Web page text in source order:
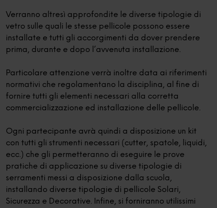
Verranno altresì approfondite le diverse tipologie di
vetro sulle quali le stesse pellicole possono essere
installate e tutti gli accorgimenti da dover prendere
prima, durante e dopo l’avvenuta installazione.
Particolare attenzione verrà inoltre data ai riferimenti
normativi che regolamentano la disciplina, al fine di
fornire tutti gli elementi necessari alla corretta
commercializzazione ed installazione delle pellicole.
Ogni partecipante avrà quindi a disposizione un kit
con tutti gli strumenti necessari (cutter, spatole, liquidi,
ecc.) che gli permetteranno di eseguire le prove
pratiche di applicazione su diverse tipologie di
serramenti messi a disposizione dalla scuola,
installando diverse tipologie di pellicole Solari,
Sicurezza e Decorative. Infine, si forniranno utilissimi